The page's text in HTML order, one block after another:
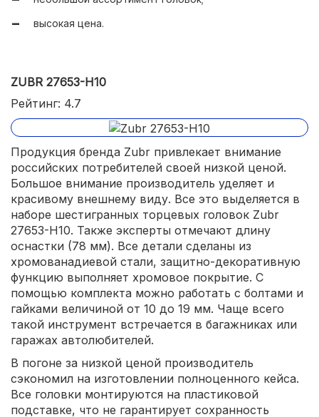
высокая цена.
ZUBR 27653-H10
Рейтинг: 4.7
Продукция бренда Zubr привлекает внимание
российских потребителей своей низкой ценой.
Большое внимание производитель уделяет и
красивому внешнему виду. Все это выделяется в
наборе шестигранных торцевых головок Zubr
27653-H10. Также эксперты отмечают длину
оснастки (78 мм). Все детали сделаны из
хромованадиевой стали, защитно-декоративную
функцию выполняет хромовое покрытие. С
помощью комплекта можно работать с болтами и
гайками величиной от 10 до 19 мм. Чаще всего
такой инструмент встречается в багажниках или
гаражах автолюбителей.
В погоне за низкой ценой производитель
сэкономил на изготовлении полноценного кейса.
Все головки монтируются на пластиковой
подставке, что не гарантирует сохранность